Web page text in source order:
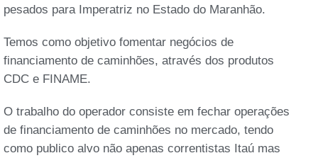
pesados para Imperatriz no Estado do Maranhão.
Temos como objetivo fomentar negócios de
financiamento de caminhões, através dos produtos
CDC e FINAME.
O trabalho do operador consiste em fechar operações
de financiamento de caminhões no mercado, tendo
como publico alvo não apenas correntistas Itaú mas